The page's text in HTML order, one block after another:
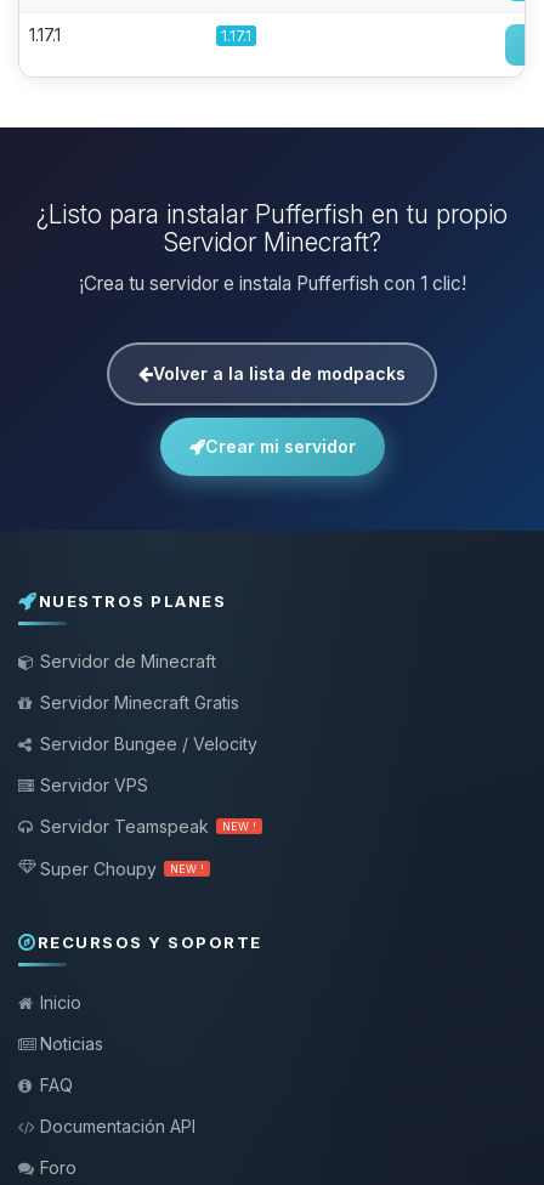
1.17.1 1.17.1
¿Listo para instalar Pufferfish en tu propio
Servidor Minecraft?
¡Crea tu servidor e instala Pufferfish con 1 clic!
Volver a la lista de modpacks
Crear mi servidor
NUESTROS PLANES
Servidor de Minecraft
Servidor Minecraft Gratis
Servidor Bungee / Velocity
Servidor VPS
Servidor Teamspeak
NEW !
Super Choupy NEW !
RECURSOS Y SOPORTE
Inicio
Noticias
FAQ
Documentación API
Foro